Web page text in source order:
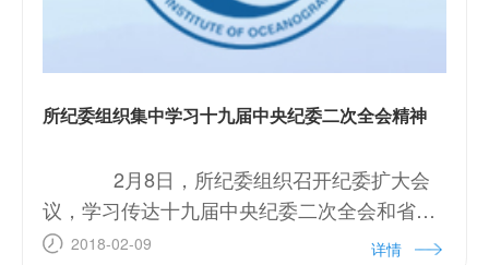
所纪委组织集中学习十九届中央纪委二次全会精神
2月8日，所纪委组织召开纪委扩大会
议，学习传达十九届中央纪委二次全会和省纪
委十四届二次全会精神，通报省纪委公布的典
2018-02-09 详情